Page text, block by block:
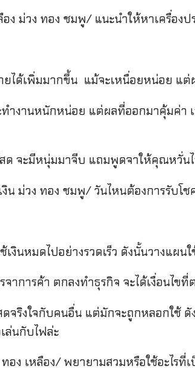
อง ม่วง ทอง ชมพู/ แนะนำให้หาเครื่อง
ยได้เพิ่มมากขึ้น แม้จะเหนื่อยหน่อย แ
ำงานหนักหน่อย แต่ผลที่ออกมาคุ้มค่า
ด จะมีหนุ่มมาจีบ แถมพูดจาให้คุณหวั่น
งิน ม่วง ทอง ชมพู/ วันไหนต้องการรับ
ช้เงินหมดไปอย่างรวดเร็ว ดังนั้นวางแผน
จาการค้า ตกลงทำธุรกิจ จะได้เงื่อนไขที่
ดจริงใจกับคนอื่น แต่มักจะถูกหลอกใช้
ล่นกับไฟล่ะ
อง เหลือง/ พยายามสวมหรือใช้อะไร